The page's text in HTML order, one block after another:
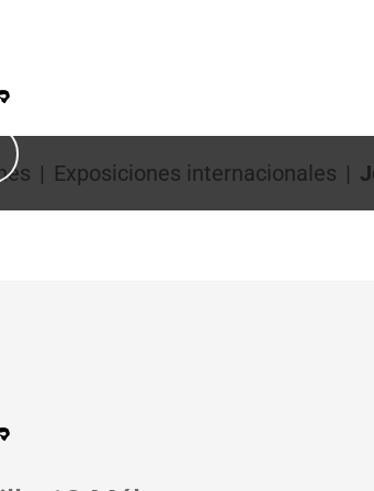
Exposiciones internacionales
se activa el vídeo activando la función de
privacidad